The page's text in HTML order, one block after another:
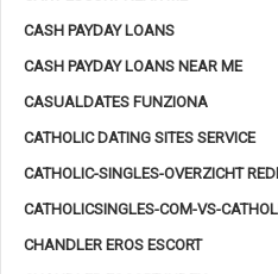
CASH PAYDAY LOANS
CASH PAYDAY LOANS NEAR ME
CASUALDATES FUNZIONA
CATHOLIC DATING SITES SERVICE
CATHOLIC-SINGLES-OVERZICHT
CATHOLICSINGLES-COM-VS-
CHANDLER EROS ESCORT